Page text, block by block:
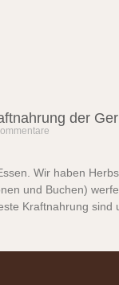
der
Wir haben
und Buchen)
Kraftnahrung sind